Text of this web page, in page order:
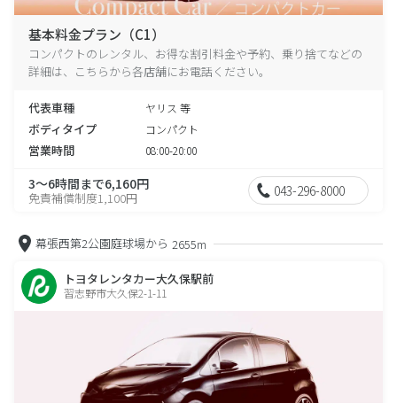
基本料金プラン（C1）
コンパクトのレンタル、お得な割引料金や予約、乗り捨てなどの
詳細は、こちらから各店舗にお電話ください。
代表車種 ヤリス 等
ボディタイプ コンパクト
営業時間 08:00-20:00
3～6時間まで6,160円
免責補償制度1,100円 043-296-8000
幕張西第2公園庭球場から 2655m
トヨタレンタカー大久保駅前
習志野市大久保2-1-11